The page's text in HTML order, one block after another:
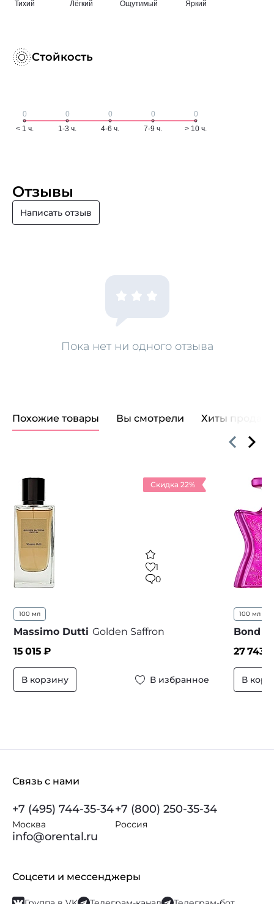
Стойкость
Отзывы
Написать отзыв
Пока нет ни одного отзыва
Похожие товары Вы смотрели Хиты продаж
Скидка 22%
1
0
100 мл
Massimo Dutti Golden Saffron
15 015 ₽
В корзину В избранное
100 мл
Bond
27 743
В
Связь с нами
+7 (495) 744-35-34
Москва
+7 (800) 250-35-34
Россия
info@orental.ru
Соцсети и мессенджеры